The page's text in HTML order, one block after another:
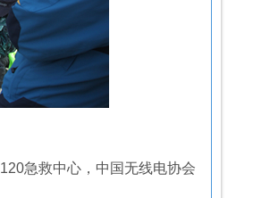
120急救中心，中国无线电协会